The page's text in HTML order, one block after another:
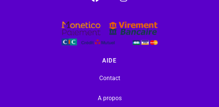
AIDE
Contact
A propos